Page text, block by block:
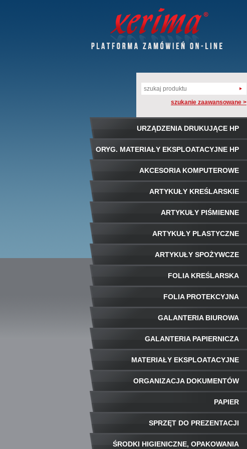
szukanie zaawansowane >
URZĄDZENIA DRUKUJĄCE HP
ORYG. MATERIAŁY EKSPLOATACYJNE HP
AKCESORIA KOMPUTEROWE
ARTYKUŁY KREŚLARSKIE
ARTYKUŁY PIŚMIENNE
ARTYKUŁY PLASTYCZNE
ARTYKUŁY SPOŻYWCZE
FOLIA KREŚLARSKA
FOLIA PROTEKCYJNA
GALANTERIA BIUROWA
GALANTERIA PAPIERNICZA
MATERIAŁY EKSPLOATACYJNE
ORGANIZACJA DOKUMENTÓW
PAPIER
SPRZĘT DO PREZENTACJI
ŚRODKI HIGIENICZNE, OPAKOWANIA